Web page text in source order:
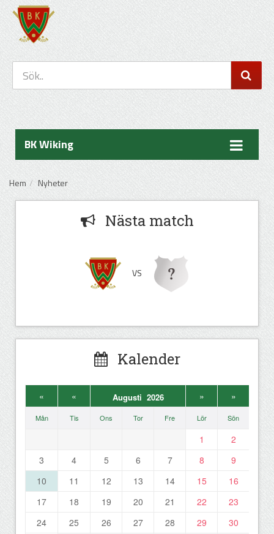
BK Wiking
Hem Nyheter
Nästa match
VS
Kalender
« « Augusti 2026 » »
Mån Tis Ons Tor Fre Lör Sön
1
2
3
4 5 6 7 8
9
10
11 12 13 14 15
16
17
18 19 20 21 22
23
24
25 26 27 28 29
30